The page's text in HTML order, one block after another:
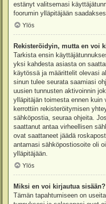
estänyt valitsemasi
foorumin ylläpitäjään
Ylös
Rekisteröidyin, mutta en voi
Tarkista ensin
yksi kahdesta asiasta on
käytössä ja määrittelit olevasi
sinun tulee seurata saamiasi
uusien tunnusten aktivoinnin
ylläpitäjän toimesta ennen
kerrottiin rekisteröitymisen
sähköpostia, seuraa ohjeita.
saattanut antaa virheellisen
ovat saattaneet jäädä
antamasi sähköpostiosoite oli
ylläpitäjään.
Ylös
Miksi en voi kirjautua sisään?
Tämän tapahtumiseen on